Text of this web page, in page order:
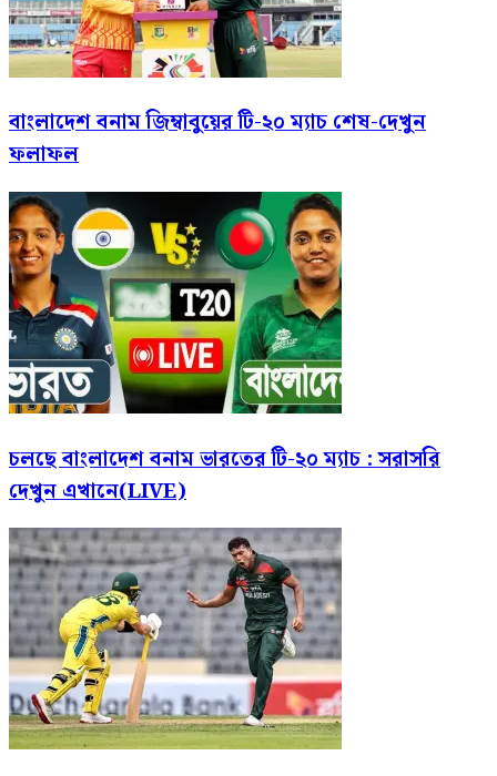
বাংলাদেশ বনাম জিম্বাবুয়ের টি-২০ ম্যাচ শেষ-দেখুন
ফলাফল
চলছে বাংলাদেশ বনাম ভারতের টি-২০ ম্যাচ : সরাসরি
দেখুন এখানে(LIVE)